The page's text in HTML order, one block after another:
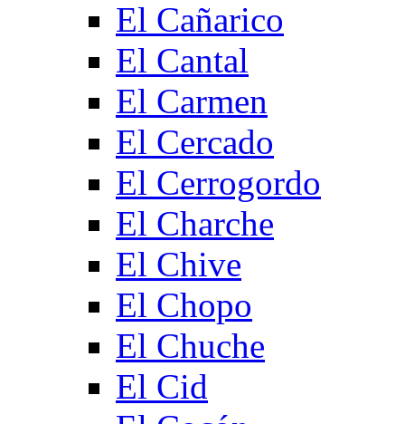
El Cañarico
El Cantal
El Carmen
El Cercado
El Cerrogordo
El Charche
El Chive
El Chopo
El Chuche
El Cid